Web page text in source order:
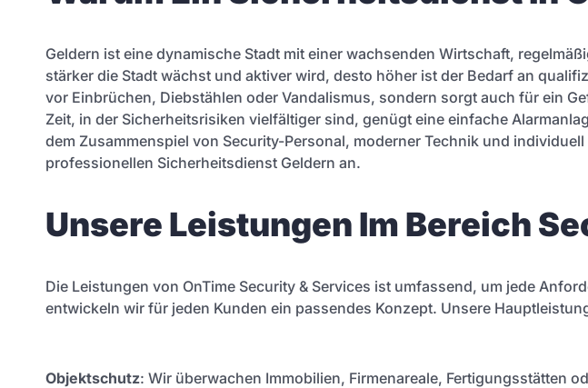
Geldern ist eine dynamische Stadt mit einer wachsenden Wirtschaft,
stärker die Stadt wächst und aktiver wird, desto höher ist der Bedarf an
vor Einbrüchen, Diebstählen oder Vandalismus, sondern sorgt auch für ein
Zeit, in der Sicherheitsrisiken vielfältiger sind, genügt eine einfache
dem Zusammenspiel von Security-Personal, moderner Technik und
professionellen Sicherheitsdienst Geldern an.
Unsere Leistungen Im Bereich
Die Leistungen von OnTime Security & Services ist umfassend, um jede
entwickeln wir für jeden Kunden ein passendes Konzept. Unsere
Objektschutz: Wir überwachen Immobilien, Firmenareale, Fertigungsstätten